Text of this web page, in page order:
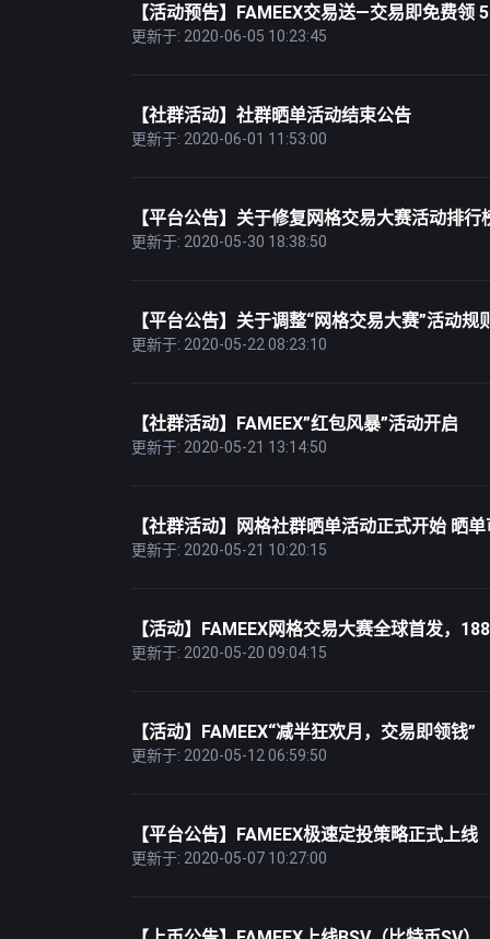
【活动预告】FAMEEX交易送—交易即免费领
更新于: 2020-06-05 10:23:45
【社群活动】社群晒单活动结束公告
更新于: 2020-06-01 11:53:00
【平台公告】关于修复网格交易大赛活动排
更新于: 2020-05-30 18:38:50
【平台公告】关于调整“网格交易大赛”活动规
更新于: 2020-05-22 08:23:10
【社群活动】FAMEEX”红包风暴”活动开启
更新于: 2020-05-21 13:14:50
【社群活动】网格社群晒单活动正式开始 晒
更新于: 2020-05-21 10:20:15
【活动】FAMEEX网格交易大赛全球首发，
更新于: 2020-05-20 09:04:15
【活动】FAMEEX“减半狂欢月，交易即领钱”
更新于: 2020-05-12 06:59:50
【平台公告】FAMEEX极速定投策略正式上线
更新于: 2020-05-07 10:27:00